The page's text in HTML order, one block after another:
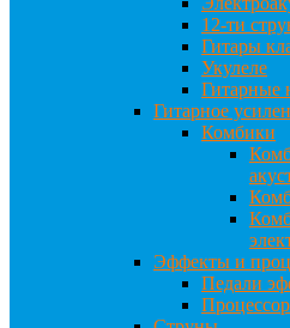
12-ти
Гитары
Укулеле
Гитарные
Гитарное
Комбики
Эффекты и
Педали